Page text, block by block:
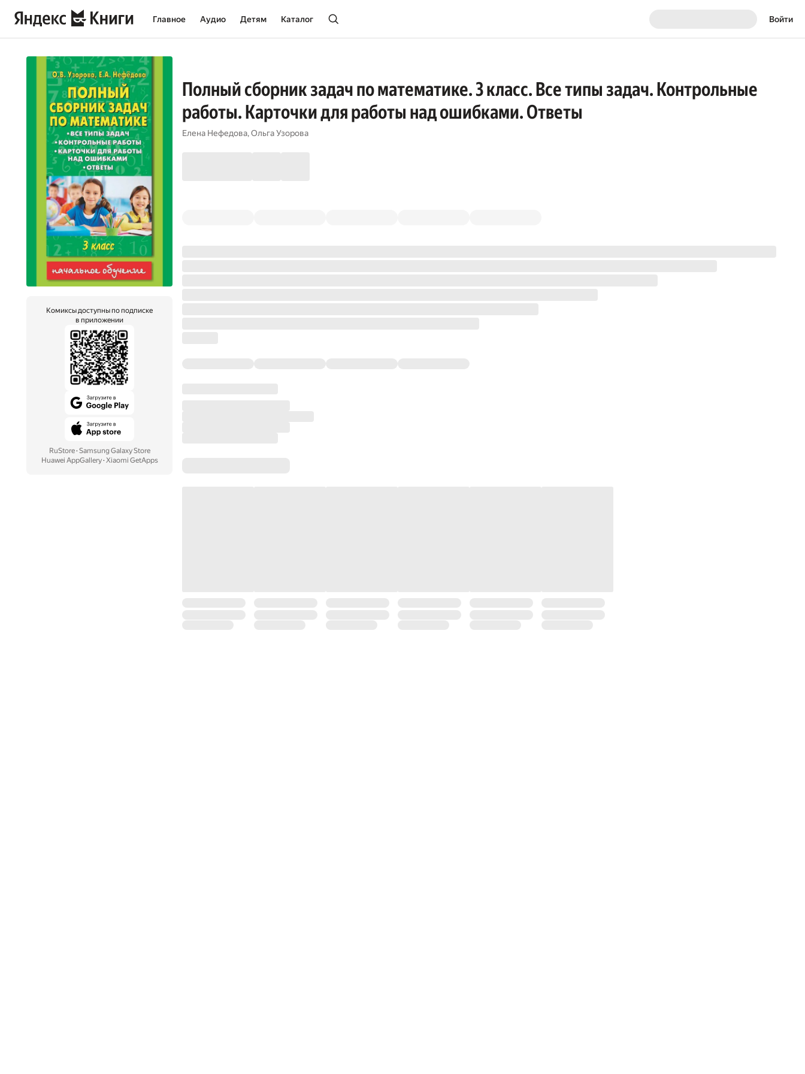
Главное Аудио Детям Каталог Войти
Комиксы доступны по подписке
в приложении
RuStore· Samsung Galaxy Store
Huawei AppGallery· Xiaomi GetApps
Полный сборник задач по математике. 3 класс. Все типы задач. Контрольные
работы. Карточки для работы над ошибками. Ответы
Елена Нефедова,Ольга Узорова